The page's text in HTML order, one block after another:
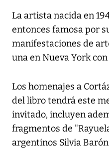
La artista nacida en
entonces famosa por
manifestaciones de
una en Nueva York
Los homenajes a
del libro tendrá este
invitado, incluyen
fragmentos de
argentinos Silvia